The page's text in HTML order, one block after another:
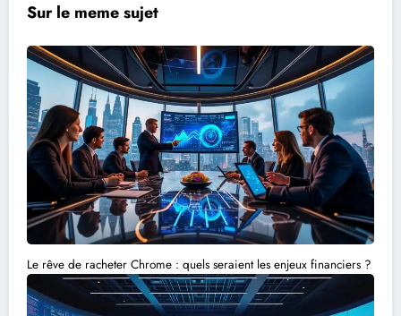
Sur le meme sujet
Le rêve de racheter Chrome : quels seraient les enjeux financiers ?